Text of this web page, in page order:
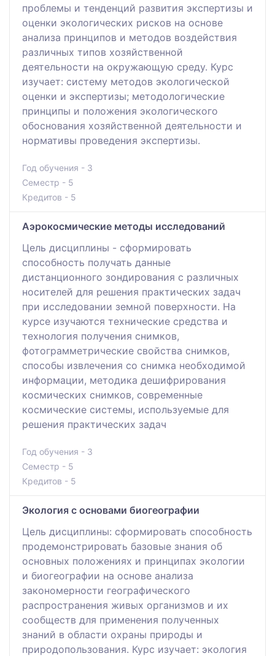
проблемы и тенденций развития экспертизы и
оценки экологических рисков на основе
анализа принципов и методов воздействия
различных типов хозяйственной
деятельности на окружающую среду. Курс
изучает: систему методов экологической
оценки и экспертизы; методологические
принципы и положения экологического
обоснования хозяйственной деятельности и
нормативы проведения экспертизы.
Год обучения - 3
Семестр - 5
Кредитов - 5
Аэрокосмические методы исследований
Цель дисциплины - сформировать
способность получать данные
дистанционного зондирования с различных
носителей для решения практических задач
при исследовании земной поверхности. На
курсе изучаются технические средства и
технология получения снимков,
фотограмметрические свойства снимков,
способы извлечения со снимка необходимой
информации, методика дешифрирования
космических снимков, современные
космические системы, используемые для
решения практических задач
Год обучения - 3
Семестр - 5
Кредитов - 5
Экология с основами биогеографии
Цель дисциплины: сформировать способность
продемонстрировать базовые знания об
основных положениях и принципах экологии
и биогеографии на основе анализа
закономерности географического
распространения живых организмов и их
сообществ для применения полученных
знаний в области охраны природы и
природопользования. Курс изучает: экология